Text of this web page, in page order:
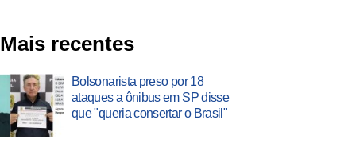
Mais recentes
Bolsonarista preso por 18
ataques a ônibus em SP disse
que "queria consertar o Brasil"